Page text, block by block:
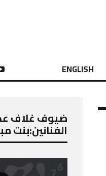
ENGLISH
الفنانين:بنت